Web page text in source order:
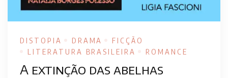
DISTOPIA DRAMA
FICÇÃO
LITERATURA BRASILEIRA
ROMANCE
A extinção das abelhas